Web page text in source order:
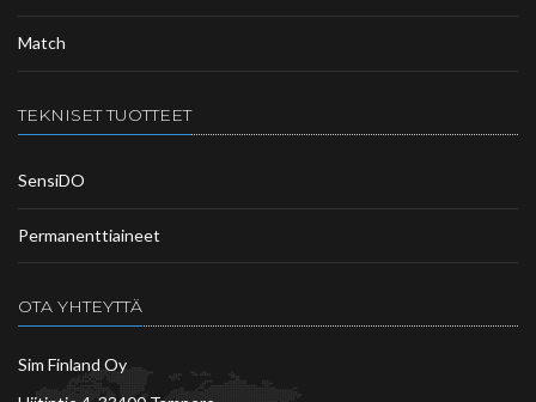
Match
TEKNISET TUOTTEET
SensiDO
Permanenttiaineet
OTA YHTEYTTÄ
Sim Finland Oy